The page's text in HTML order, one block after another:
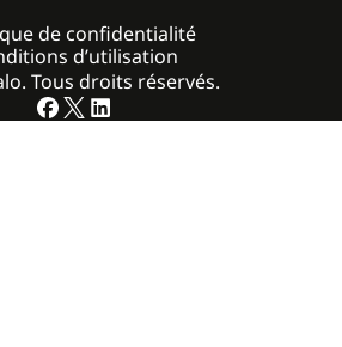
Tous droits réservés.
de confidentialité
d’utilisation